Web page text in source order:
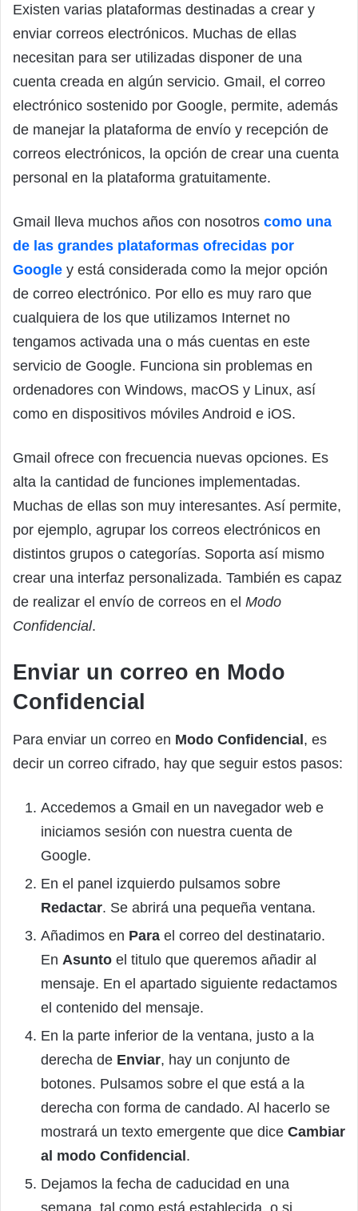
Existen varias plataformas destinadas a crear y
enviar correos electrónicos. Muchas de ellas
necesitan para ser utilizadas disponer de una
cuenta creada en algún servicio. Gmail, el correo
electrónico sostenido por Google, permite, además
de manejar la plataforma de envío y recepción de
correos electrónicos, la opción de crear una cuenta
personal en la plataforma gratuitamente.
Gmail lleva muchos años con nosotros como una
de las grandes plataformas ofrecidas por
Google y está considerada como la mejor opción
de correo electrónico. Por ello es muy raro que
cualquiera de los que utilizamos Internet no
tengamos activada una o más cuentas en este
servicio de Google. Funciona sin problemas en
ordenadores con Windows, macOS y Linux, así
como en dispositivos móviles Android e iOS.
Gmail ofrece con frecuencia nuevas opciones. Es
alta la cantidad de funciones implementadas.
Muchas de ellas son muy interesantes. Así permite,
por ejemplo, agrupar los correos electrónicos en
distintos grupos o categorías. Soporta así mismo
crear una interfaz personalizada. También es capaz
de realizar el envío de correos en el Modo
Confidencial.
Enviar un correo en Modo
Confidencial
Para enviar un correo en Modo Confidencial , es
decir un correo cifrado, hay que seguir estos pasos:
Accedemos a Gmail en un navegador web e
iniciamos sesión con nuestra cuenta de
Google.
En el panel izquierdo pulsamos sobre
Redactar. Se abrirá una pequeña ventana.
Añadimos en Para el correo del destinatario.
En Asunto el titulo que queremos añadir al
mensaje. En el apartado siguiente redactamos
el contenido del mensaje.
En la parte inferior de la ventana, justo a la
derecha de Enviar, hay un conjunto de
botones. Pulsamos sobre el que está a la
derecha con forma de candado. Al hacerlo se
mostrará un texto emergente que dice Cambiar
al modo Confidencial .
Dejamos la fecha de caducidad en una